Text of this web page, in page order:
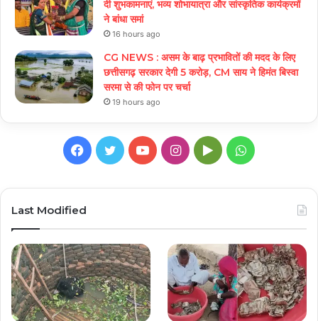
दी शुभकामनाएं, भव्य शोभायात्रा और सांस्कृतिक कार्यक्रमों
ने बांधा समां
16 hours ago
CG NEWS : असम के बाढ़ प्रभावितों की मदद के लिए
छत्तीसगढ़ सरकार देगी 5 करोड़, CM साय ने हिमंत बिस्वा
सरमा से की फोन पर चर्चा
19 hours ago
Facebook
TwitterYouTubeInstagram
GoogleWhatsApp
Last Modified